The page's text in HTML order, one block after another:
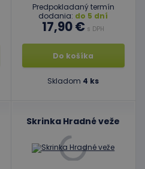
Predpokladaný termín
dodania: do 5 dní
17,90 € s DPH
Do košíka
Skladom 4 ks
Skrinka Hradné veže